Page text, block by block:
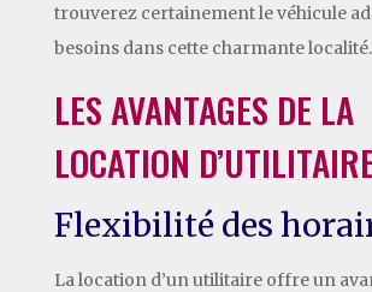
trouverez certainement le véhicule
besoins dans cette charmante localité.
LES AVANTAGES DE LA
LOCATION
Flexibilité des
La location d’un utilitaire offre un